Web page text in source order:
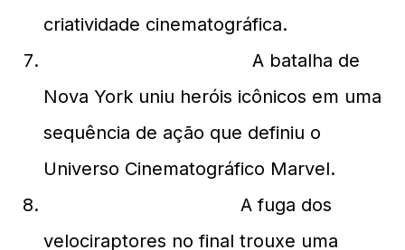
criatividade cinematográfica.
A batalha de
Nova York uniu heróis icônicos em uma
sequência de ação que definiu o
Universo Cinematográfico Marvel.
A fuga dos
velociraptores no final trouxe uma